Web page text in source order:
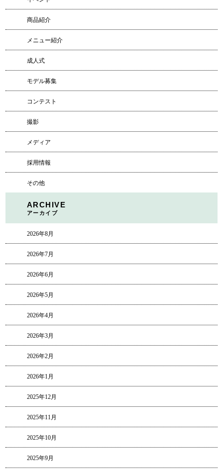
商品紹介
メニュー紹介
成人式
モデル募集
コンテスト
撮影
メディア
採用情報
その他
ARCHIVE
アーカイブ
2026年8月
2026年7月
2026年6月
2026年5月
2026年4月
2026年3月
2026年2月
2026年1月
2025年12月
2025年11月
2025年10月
2025年9月